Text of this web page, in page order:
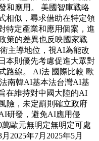
和應用。 美國智庫戰略
相似，尋求借助在特定領
特定產業和應用個案，進
策的差異也反映國家戰
主導地位，視AI為能改
本則優先考慮促進大眾對
路線。 AI法 國際比較 歐
南韓AI基本法台灣AI基
在維持對中國大陸的AI
險，未定罰則確立政府
研發，避免AI應用侵
歐元無明定無明定可處
2025年7月2025年5月